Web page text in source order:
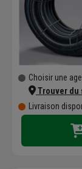
Choisir une
Trouver du
Livraison